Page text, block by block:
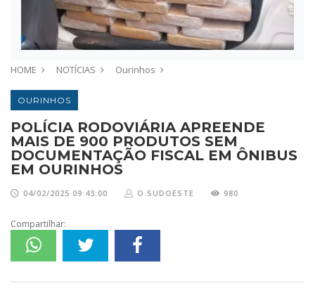
HOME NOTÍCIAS Ourinhos
OURINHOS
POLÍCIA RODOVIÁRIA APREENDE
MAIS DE 900 PRODUTOS SEM
DOCUMENTAÇÃO FISCAL EM ÔNIBUS
EM OURINHOS
04/02/2025 09:43:00 O SUDOESTE 980
Compartilhar: